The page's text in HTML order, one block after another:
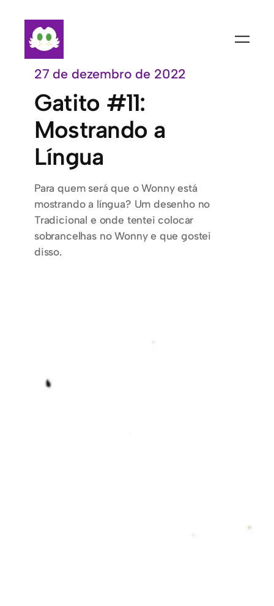
conteúdo
27 de dezembro de 2022
Gatito #11:
Mostrando a
Língua
Para quem será que o Wonny está
mostrando a língua? Um desenho no
Tradicional e onde tentei colocar
sobrancelhas no Wonny e que gostei
disso.